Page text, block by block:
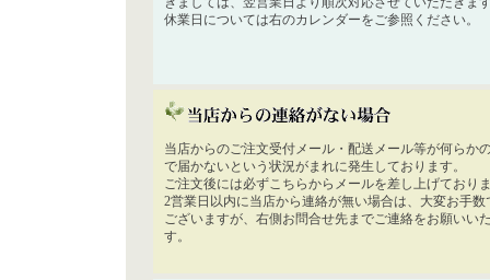
休業日については右のカレンダーをご参照ください。
当店からのご注文受付メール・配送メール等が何らか
で届かないという状況がまれに発生しております。
ご注文後には必ずこちらからメールを差し上げており
2営業日以内に当店から連絡が無い場合は、大変お手数
ございますが、右側お問合せ先までご連絡をお願いい
す。